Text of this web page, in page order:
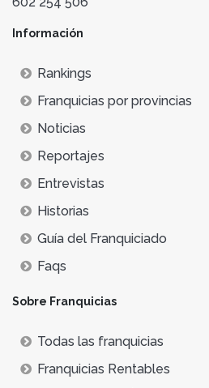
Información
Rankings
Franquicias por provincias
Noticias
Reportajes
Entrevistas
Historias
Guía del Franquiciado
Faqs
Sobre Franquicias
Todas las franquicias
Franquicias Rentables